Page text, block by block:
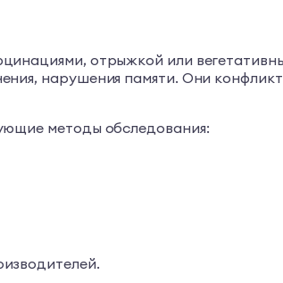
отрыжкой или
нарушения памяти. Они
методы обследования: